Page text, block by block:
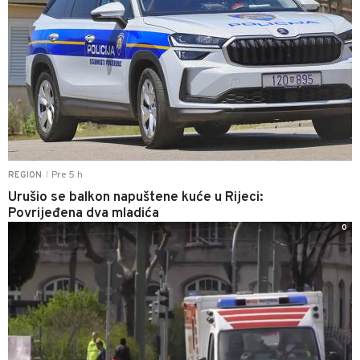
REGION Pre 5 h
Urušio se balkon napuštene kuće u Rijeci:
Povrijeđena dva mladića
0